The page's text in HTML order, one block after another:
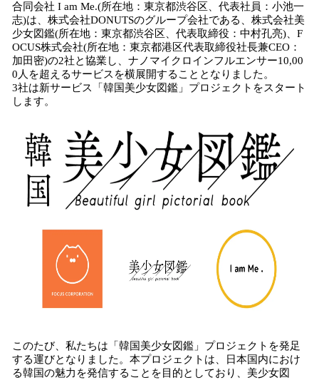
！
数
を
読
み
込
み
す
合同会社 I am Me.(所在地：東京都渋谷区、代表社員：小池一
志)は、株式会社DONUTSのグループ会社である、株式会社美
少女図鑑(所在地：東京都渋谷区、代表取締役：中村孔亮)、F
OCUS株式会社(所在地：東京都港区代表取締役社長兼CEO：
加田密)の2社と協業し、ナノマイクロインフルエンサー10,00
0人を超えるサービスを横展開することとなりました。
3社は新サービス「韓国美少女図鑑」プロジェクトをスタート
します。
このたび、私たちは「韓国美少女図鑑」プロジェクトを発足
する運びとなりました。本プロジェクトは、日本国内におけ
る韓国の魅力を発信することを目的としており、美少女図